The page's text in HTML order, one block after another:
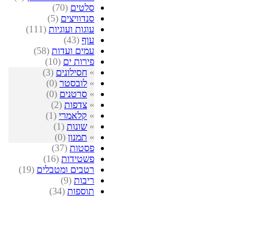
סלטים (70)
סנדוויצים (5)
עוגות ועוגיות (111)
עוף (43)
עמים ועדות (58)
פירות ים (10)
» חסילונים (3)
» לובסטר (0)
» סרטנים (0)
» צדפות (2)
» קלאמרי (1)
» שונות (1)
» תמנון (0)
פסטות (37)
פשטידות (16)
רטבים ומטבלים (19)
ריבות (9)
תוספות (34)